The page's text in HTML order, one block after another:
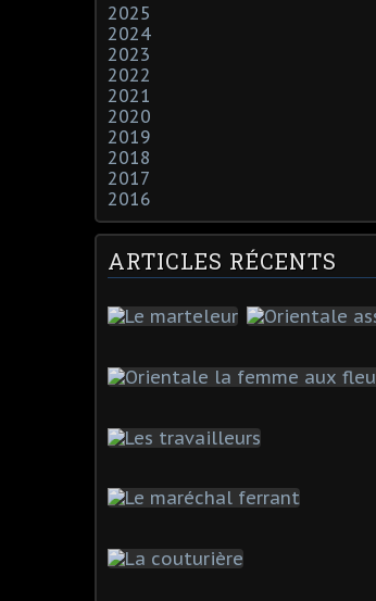
2025
2024
2023
2022
2021
2020
2019
2018
2017
2016
ARTICLES RÉCENTS